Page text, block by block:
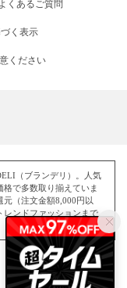
よくあるご質問
く表示
ください
（ブランデリ）。人気
で多数取り揃えていま
（注文金額8,000円以
ンドファッションまで、